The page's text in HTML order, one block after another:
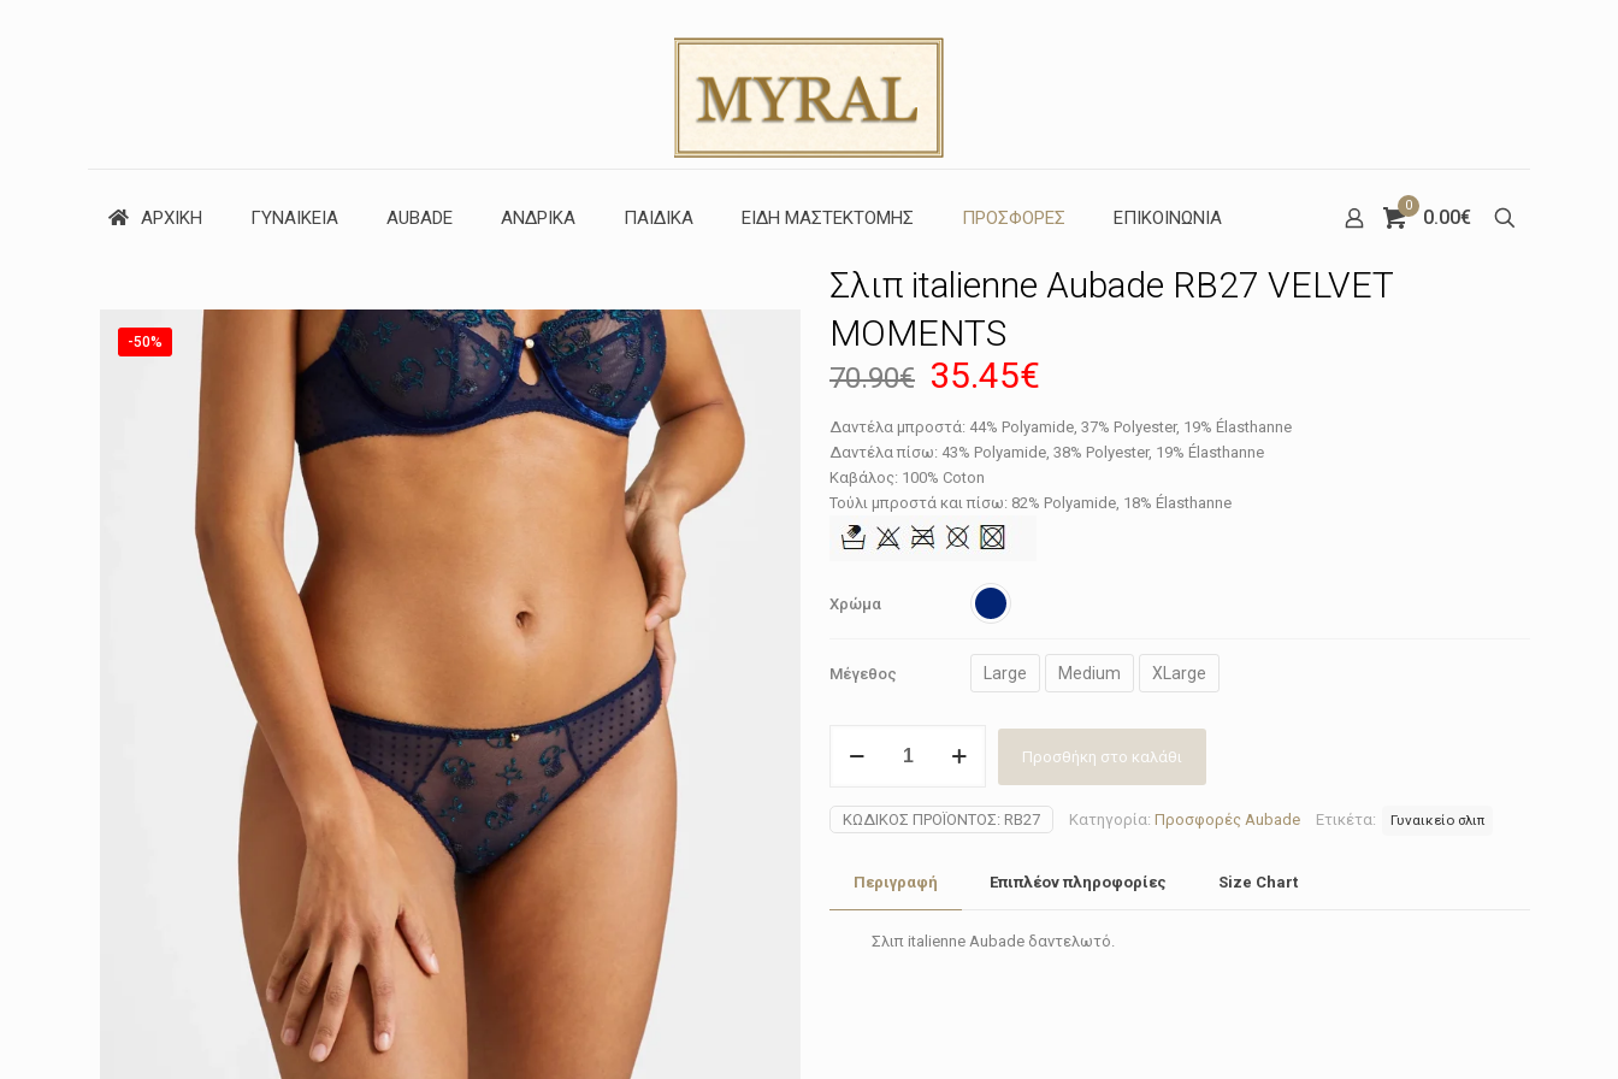
ΑΡΧΙΚΗ ΓΥΝΑΙΚΕΙΑ AUBADE ΑΝΔΡΙΚΑ ΠΑΙΔΙΚΑ ΕΙΔΗ ΜΑΣΤΕΚΤΟΜΗΣ ΠΡΟΣΦΟΡΕΣ ΕΠΙΚΟΙΝΩΝΙΑ
0
0.00€
-50%
Σλιπ italienne Aubade RB27 VELVET
MOMENTS
70.90€ Original
price
was:
70.90€.
35.45€
τρέχουσα
τιμή
35.45€.
Δαντέλα μπροστά: 44% Polyamide, 37% Polyester, 19% Élasthanne
Δαντέλα πίσω: 43% Polyamide, 38% Polyester, 19% Élasthanne
Καβάλος: 100% Coton
Τούλι μπροστά και πίσω: 82% Polyamide, 18% Élasthanne
Χρώμα
Μέγεθος Large Medium XLarge
italienne
RB27
VELVET
ποσότητα
Προσθήκη στο καλάθι
ΚΩΔΙΚΌΣ ΠΡΟΪΌΝΤΟΣ: RB27 Κατηγορία: Προσφορές Aubade Ετικέτα: Γυναικείο σλιπ
Περιγραφή Επιπλέον πληροφορίες Size Chart
Σλιπ italienne Aubade δαντελωτό.